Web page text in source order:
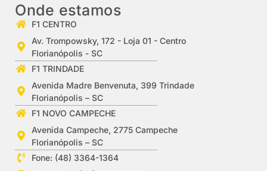
Onde estamos
F1 CENTRO
Av. Trompowsky, 172 - Loja 01 - Centro
Florianópolis - SC
F1 TRINDADE
Avenida Madre Benvenuta, 399 Trindade
Florianópolis – SC
F1 NOVO CAMPECHE
Avenida Campeche, 2775 Campeche
Florianópolis – SC
Fone: (48) 3364-1364